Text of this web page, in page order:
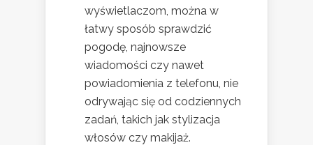
wyświetlaczom, można w
łatwy sposób sprawdzić
pogodę, najnowsze
wiadomości czy nawet
powiadomienia z telefonu, nie
odrywając się od codziennych
zadań, takich jak stylizacja
włosów czy makijaż.